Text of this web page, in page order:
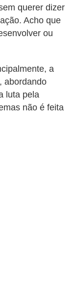
querer dizer
Acho que
ou
a
abordando
luta pela
não é feita